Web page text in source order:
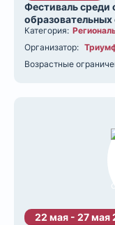
Фестиваль среди
образовательных
Категория:
Организатор:
Возрастные
22 мая - 27 мая